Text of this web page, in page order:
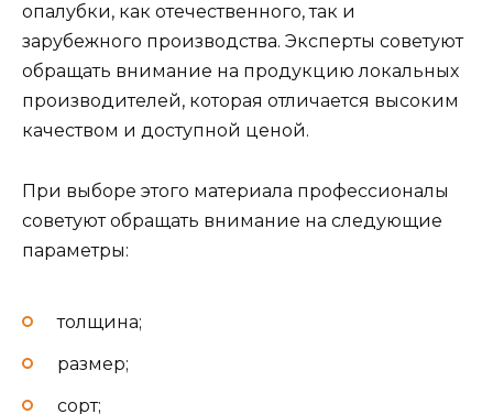
опалубки, как отечественного, так и
зарубежного производства. Эксперты советуют
обращать внимание на продукцию локальных
производителей, которая отличается высоким
качеством и доступной ценой.
При выборе этого материала профессионалы
советуют обращать внимание на следующие
параметры:
толщина;
размер;
сорт;